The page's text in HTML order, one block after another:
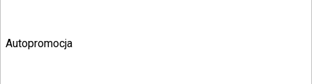
Autopromocja